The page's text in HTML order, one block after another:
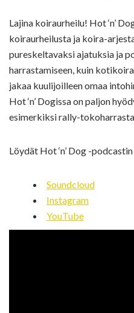
Lajina koiraurheilu! Hot ‘n’
koiraurheilusta ja koira-
pureskeltavaksi ajatuksia ja
harrastamiseen, kuin
jakaa kuulijoilleen omaa
Hot ‘n’ Dogissa on paljon
esimerkiksi rally-
Löydät Hot ‘n’ Dog -
Soundcloud
Instagram
YouTube